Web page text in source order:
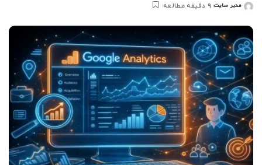
ارسال
توسط
مدیر سایت 9 دقیقه مطالعه